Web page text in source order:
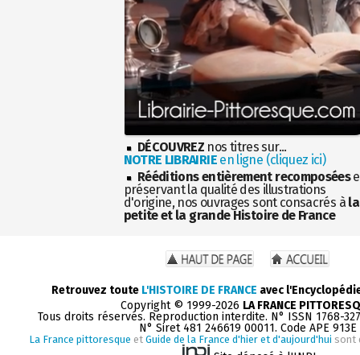
DÉCOUVREZ nos titres sur...
NOTRE LIBRAIRIEen ligne (cliquez ici)
Rééditions entièrement recomposées
préservant la qualité des illustrations
d'origine, nos ouvrages sont consacrés à la
petite et la grande Histoire de France
Retrouvez toute L'HISTOIRE DE FRANCE avec
Copyright © 1999-2026 LA FRANCE
Tous droits réservés. Reproduction interdite. N° ISSN 1768-
N° Siret 481 246619 00011. Code APE 913E
La France pittoresque et Guide de la France d'hier et d'aujourd'hui sont